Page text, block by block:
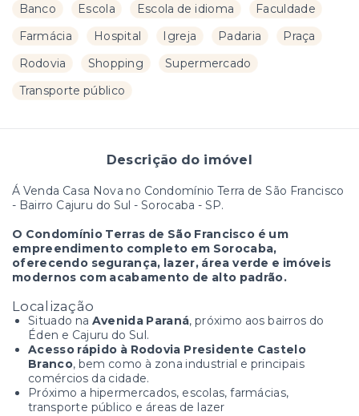
Banco Escola Escola de idioma
Faculdade
Farmácia
Hospital Igreja Padaria
Praça
Rodovia
Shopping
Supermercado
Transporte público
Descrição do imóvel
Á Venda Casa Nova no Condomínio Terra de São Francisco
- Bairro Cajuru do Sul - Sorocaba - SP.
O Condomínio Terras de São Francisco é um
empreendimento completo em Sorocaba,
oferecendo segurança, lazer, área verde e imóveis
modernos com acabamento de alto padrão.
Localização
Situado na Avenida Paraná, próximo aos bairros do
Éden e Cajuru do Sul.
Acesso rápido à Rodovia Presidente Castelo
Branco, bem como à zona industrial e principais
comércios da cidade.
Próximo a hipermercados, escolas, farmácias,
transporte público e áreas de lazer